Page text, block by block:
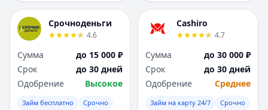
Срочноденьги
4.6
Сумма
до 15 000 ₽
Срок
до 30 дней
Одобрение
Высокое
Займ бесплатно Срочно
Cashiro
4.7
Сумма
до 30 000 ₽
Срок
до 30 дней
Одобрение
Среднее
Займ на карту 24/7 Срочно